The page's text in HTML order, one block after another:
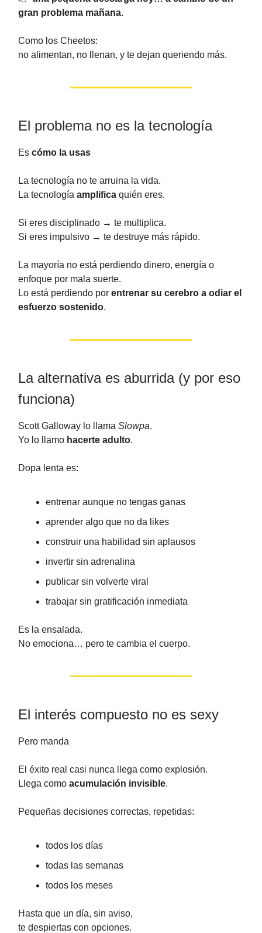
gran problema mañana.
Como los Cheetos:
no alimentan, no llenan, y te dejan queriendo más.
El problema no es la tecnología
Es cómo la usas
La tecnología no te arruina la vida.
La tecnología amplifica quién eres.
Si eres disciplinado → te multiplica.
Si eres impulsivo → te destruye más rápido.
La mayoría no está perdiendo dinero, energía o
enfoque por mala suerte.
Lo está perdiendo por entrenar su cerebro a odiar el
esfuerzo sostenido.
La alternativa es aburrida (y por eso
funciona)
Scott Galloway lo llama Slowpa.
Yo lo llamo hacerte adulto.
Dopa lenta es:
entrenar aunque no tengas ganas
aprender algo que no da likes
construir una habilidad sin aplausos
invertir sin adrenalina
publicar sin volverte viral
trabajar sin gratificación inmediata
Es la ensalada.
No emociona… pero te cambia el cuerpo.
El interés compuesto no es sexy
Pero manda
El éxito real casi nunca llega como explosión.
Llega como acumulación invisible.
Pequeñas decisiones correctas, repetidas:
todos los días
todas las semanas
todos los meses
Hasta que un día, sin aviso,
te despiertas con opciones.